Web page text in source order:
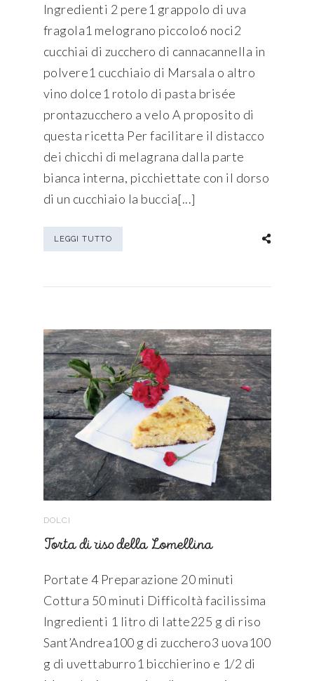
Ingredienti 2 pere1 grappolo di uva
fragola1 melograno piccolo6 noci2
cucchiai di zucchero di cannacannella in
polvere1 cucchiaio di Marsala o altro
vino dolce1 rotolo di pasta brisée
prontazucchero a velo A proposito di
questa ricetta Per facilitare il distacco
dei chicchi di melagrana dalla parte
bianca interna, picchiettate con il dorso
di un cucchiaio la buccia[...]
LEGGI TUTTO
DOLCI
Torta di riso della Lomellina
Portate 4 Preparazione 20 minuti
Cottura 50 minuti Difficoltà facilissima
Ingredienti 1 litro di latte225 g di riso
Sant’Andrea100 g di zucchero3 uova100
g di uvettaburro1 bicchierino e 1/2 di